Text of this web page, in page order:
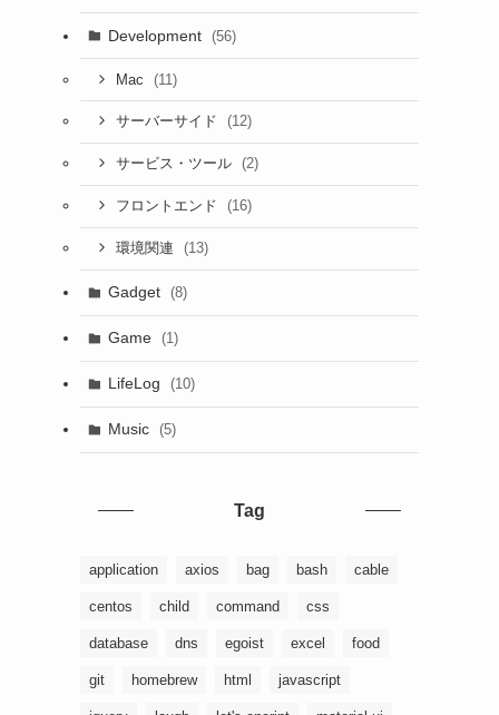
Development (56)
Mac (11)
サーバーサイド (12)
サービス・ツール (2)
フロントエンド (16)
環境関連 (13)
Gadget (8)
Game (1)
LifeLog (10)
Music (5)
Tag
application axios bag bash cable
centos child command css
database dns egoist excel food
git homebrew html javascript